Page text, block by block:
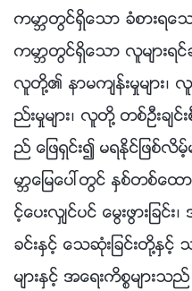
ကမာၻတြင္ရွိေသာ ခံစားရ
ကမာၻတြင္ရွိေသာ လူမ်ား
လူတို႔၏ နာမက်န္းမႈမ်ား၊ လူ
ည္းမႈမ်ား၊ လူတို႔ တစ္ဦးခ်င္
ည္ ေျဖရွင္း၍ မရႏိုင္ျဖစ္
မာၻေျမေပၚတြင္ ႏွစ္တစ္
င့္ေပးလွ်င္ပင္ ေမြးဖြားျခင္
ခင္းႏွင့္ ေသဆုံးျခင္းတို
မ်ားႏွင့္ အေရးကိစၥမ်ား